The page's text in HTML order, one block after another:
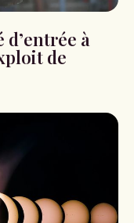
à
de